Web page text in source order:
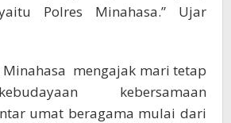
Polres Minahasa.” Ujar
Minahasa mengajak mari tetap
kebersamaan
umat beragama mulai dari